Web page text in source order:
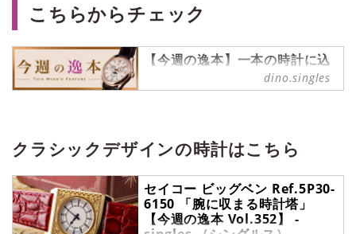
こちらからチェック
【今週の逸本】一本の時計に込
められた魅力を、丁寧に読み解
く連載
を深掘り。デザインや構造、ディテ
ールの魅力に加え、スタッフのリア
ルな声も交えながら紹介します。
dino.singles
クラシックデザインの時計はこちら
セイコー ビッグベン Ref.5P30-
6150 「腕に収まる時計塔」
【今週の逸本 Vol.352】 -